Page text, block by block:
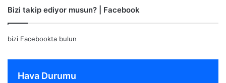
Bizi takip ediyor musun? | Facebook
bizi Facebookta bulun
Hava Durumu